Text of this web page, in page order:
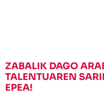
ZABALIK DAGO
TALENTUAREN
EPEA!